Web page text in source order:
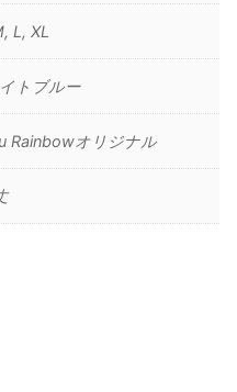
L, XL
トブルー
Rainbowオリジナル